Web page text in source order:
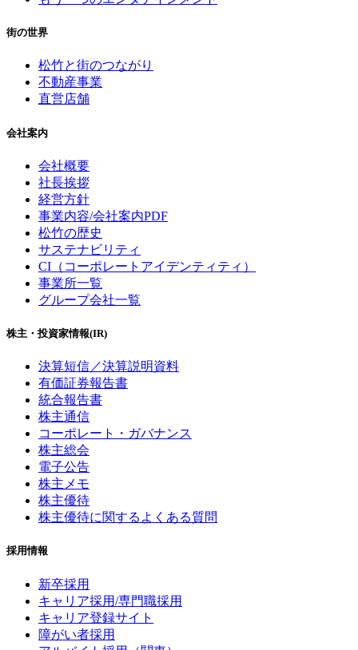
街の世界
松竹と街のつながり
不動産事業
直営店舗
会社案内
会社概要
社長挨拶
経営方針
事業内容/会社案内PDF
松竹の歴史
サステナビリティ
CI（コーポレートアイデンティティ）
事業所一覧
グループ会社一覧
株主・投資家情報(IR)
決算短信／決算説明資料
有価証券報告書
統合報告書
株主通信
コーポレート・ガバナンス
株主総会
電子公告
株主メモ
株主優待
株主優待に関するよくある質問
採用情報
新卒採用
キャリア採用/専門職採用
キャリア登録サイト
障がい者採用